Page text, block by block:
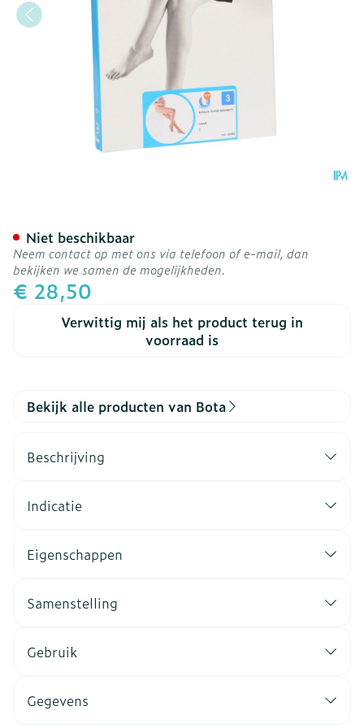
€ 28,50
Verwittig mij als het product terug in
voorraad is
Niet beschikbaar
Neem contact op met ons via telefoon of e-mail, dan
bekijken we samen de mogelijkheden.
Bekijk alle producten van Bota
Beschrijving
Indicatie
Eigenschappen
Samenstelling
Gebruik
Gegevens